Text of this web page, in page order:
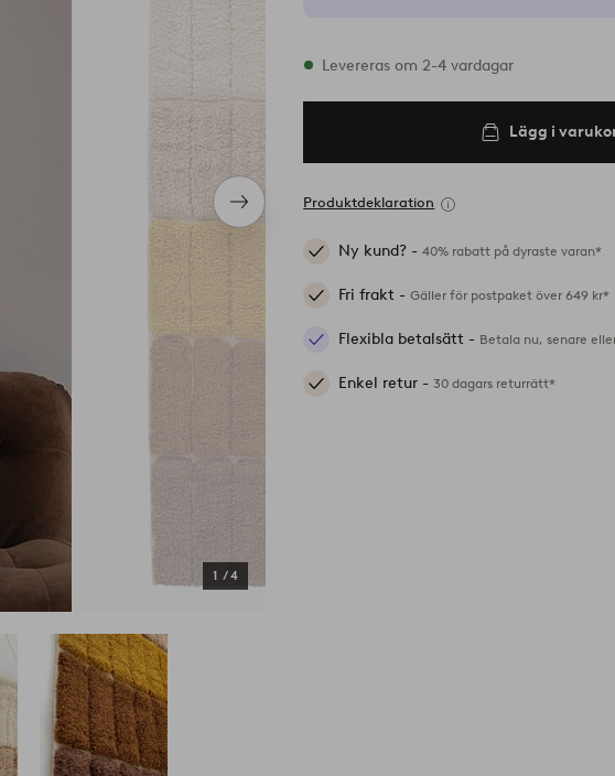
Nästa
produkt
1 /4
I lager
Levereras om 2-4 vardagar
Lägg i
Produktdeklaration
Ny kund? -40% rabatt på dyraste varan*
Fri frakt -Gäller för postpaket över 649 kr*
Flexibla betalsätt - Betala nu, senare
Enkel retur -30 dagars returrätt*